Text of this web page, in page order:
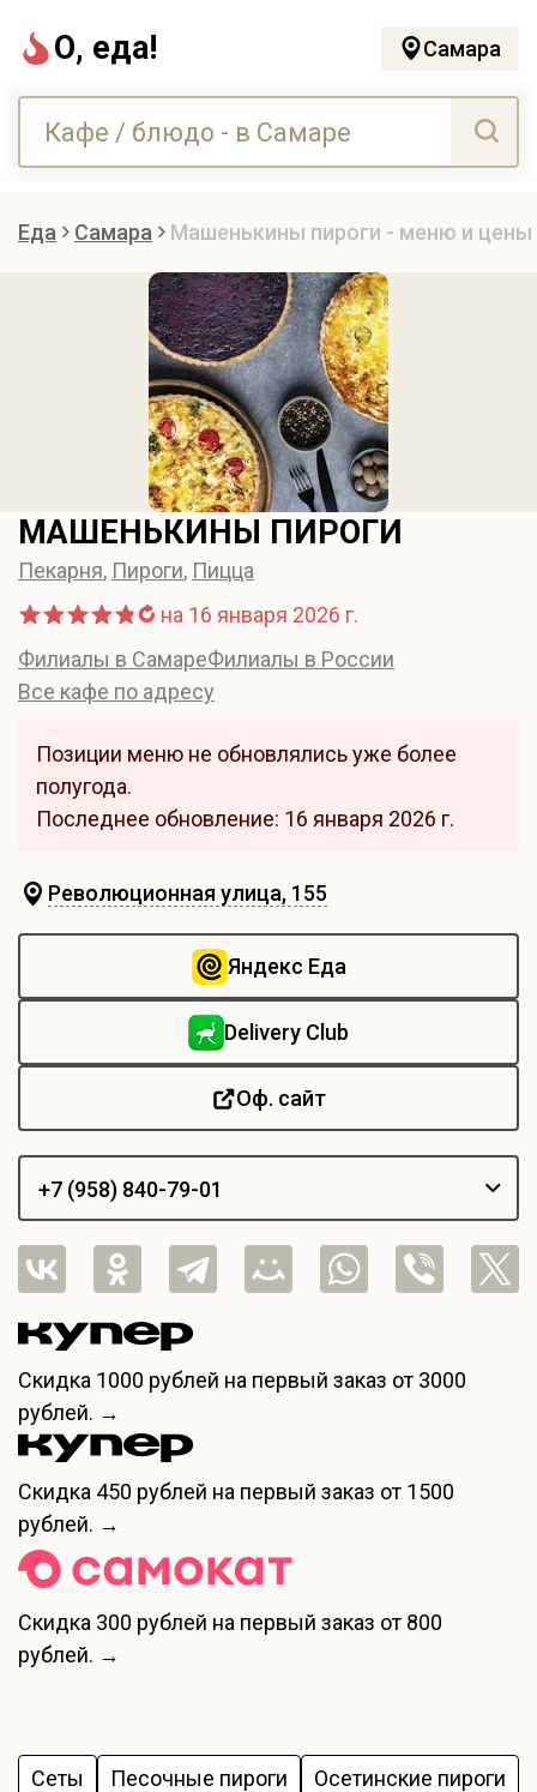
О, еда! Самара
Еда Самара Машенькины пироги - меню и цены
МАШЕНЬКИНЫ ПИРОГИ
Пекарня, Пироги, Пицца
на 16 января 2026 г.
Филиалы в СамареФилиалы в России
Все кафе по адресу
Позиции меню не обновлялись уже более
полугода.
Последнее обновление: 16 января 2026 г.
Революционная улица, 155
Яндекс Еда
Delivery Club
Оф. сайт
+7 (958) 840-79-01
+7 (846) 233-50-00
Скидка 1000 рублей на первый заказ от 3000
рублей. →
Скидка 450 рублей на первый заказ от 1500
рублей. →
Скидка 300 рублей на первый заказ от 800
рублей. →
Сеты Песoчные пироги Осетинские пироги